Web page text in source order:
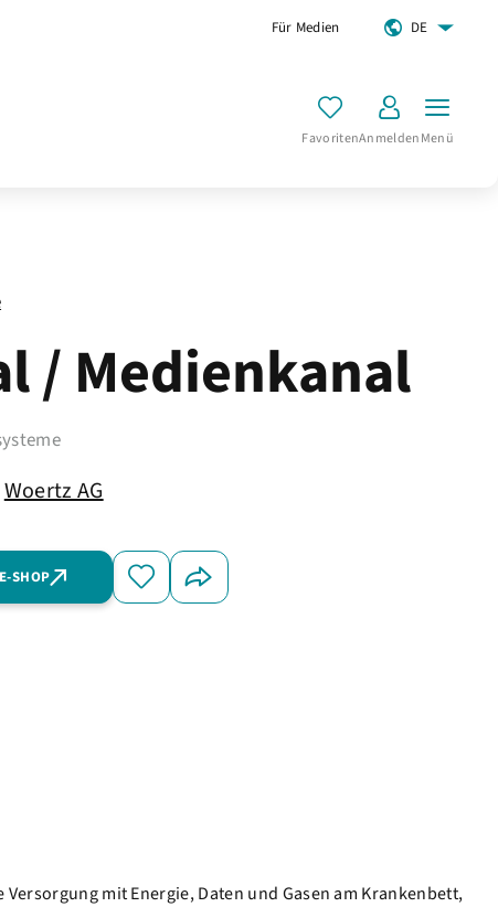
Für Medien DE
FavoritenAnmeldenMenü
/ Medienkanal
Woertz AG
SHOP
mit Energie, Daten und Gasen am Krankenbett,